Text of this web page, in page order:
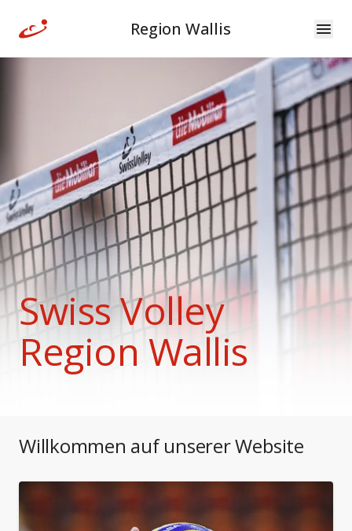
Region Wallis
Swiss Volley
Region Wallis
Willkommen auf unserer Website